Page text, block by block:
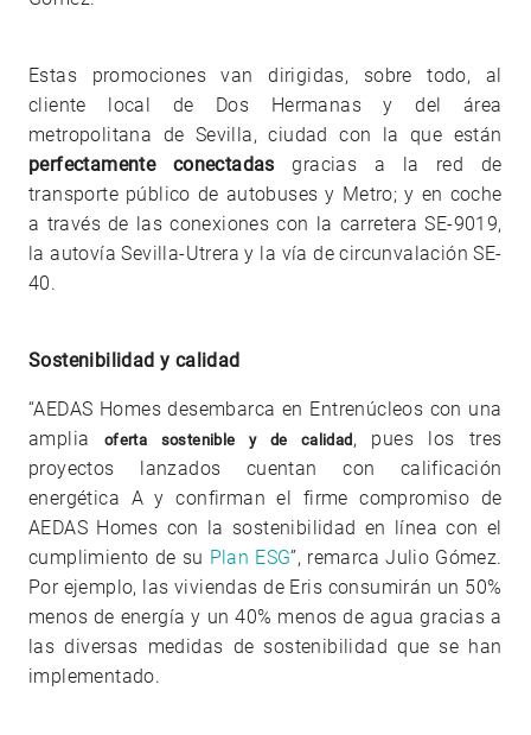
Estas promociones van dirigidas, sobre todo, al
cliente local de Dos Hermanas y del área
metropolitana de Sevilla, ciudad con la que están
perfectamente conectadas gracias a la red de
transporte público de autobuses y Metro; y en coche
a través de las conexiones con la carretera SE-9019,
la autovía Sevilla-Utrera y la vía de circunvalación SE-
40.
Sostenibilidad y calidad
“AEDAS Homes desembarca en Entrenúcleos con una
amplia
oferta sostenible y de calidad , pues los tres
proyectos lanzados cuentan con calificación
energética A y confirman el firme compromiso de
AEDAS Homes con la sostenibilidad en línea con el
cumplimiento de su Plan ESG”, remarca Julio Gómez.
Por ejemplo, las viviendas de Eris consumirán un 50%
menos de energía y un 40% menos de agua gracias a
las diversas medidas de sostenibilidad que se han
implementado.